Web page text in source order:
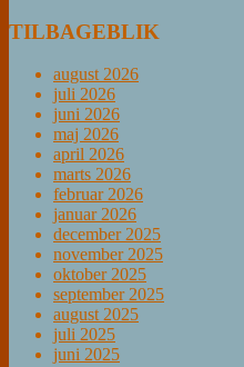
TILBAGEBLIK
august 2026
juli 2026
juni 2026
maj 2026
april 2026
marts 2026
februar 2026
januar 2026
december 2025
november 2025
oktober 2025
september 2025
august 2025
juli 2025
juni 2025